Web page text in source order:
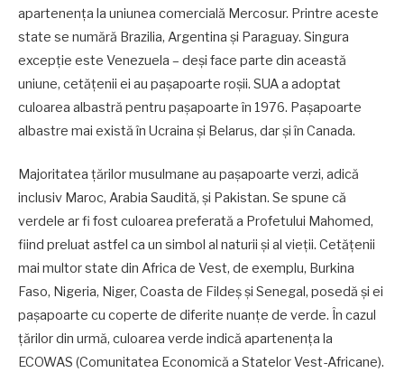
apartenenţa la uniunea comercială Mercosur. Printre aceste
state se numără Brazilia, Argentina şi Paraguay. Singura
excepţie este Venezuela – deşi face parte din această
uniune, cetăţenii ei au paşapoarte roşii. SUA a adoptat
culoarea albastră pentru paşapoarte în 1976. Paşapoarte
albastre mai există în Ucraina şi Belarus, dar şi în Canada.
Majoritatea ţărilor musulmane au paşapoarte verzi, adică
inclusiv Maroc, Arabia Saudită, şi Pakistan. Se spune că
verdele ar fi fost culoarea preferată a Profetului Mahomed,
fiind preluat astfel ca un simbol al naturii şi al vieţii. Cetăţenii
mai multor state din Africa de Vest, de exemplu, Burkina
Faso, Nigeria, Niger, Coasta de Fildeş şi Senegal, posedă şi ei
paşapoarte cu coperte de diferite nuanţe de verde. În cazul
ţărilor din urmă, culoarea verde indică apartenenţa la
ECOWAS (Comunitatea Economică a Statelor Vest-Africane).